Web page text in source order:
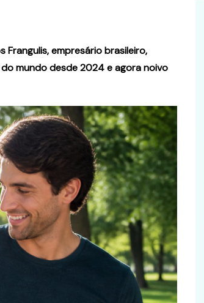
Frangulis, empresário brasileiro,
mundo desde 2024 e agora noivo
Curiosidades
Verem ou Virem? Guia Prático
para Não Errar Mais
31 de maio de 2026